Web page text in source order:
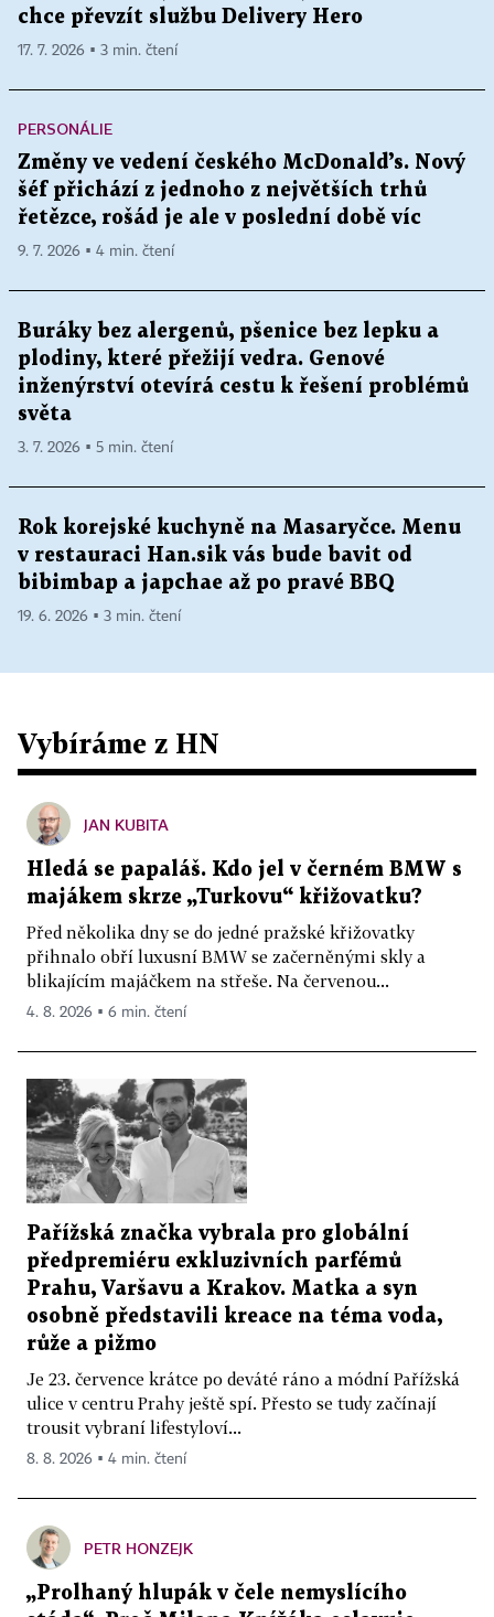
chce převzít službu Delivery Hero
17. 7. 2026 ▪ 3 min. čtení
PERSONÁLIE
Změny ve vedení českého McDonald’s. Nový
šéf přichází z jednoho z největších trhů
řetězce, rošád je ale v poslední době víc
9. 7. 2026 ▪ 4 min. čtení
Buráky bez alergenů, pšenice bez lepku a
plodiny, které přežijí vedra. Genové
inženýrství otevírá cestu k řešení problémů
světa
3. 7. 2026 ▪ 5 min. čtení
Rok korejské kuchyně na Masaryčce. Menu
v restauraci Han.sik vás bude bavit od
bibimbap a japchae až po pravé BBQ
19. 6. 2026 ▪ 3 min. čtení
Vybíráme z HN
JAN KUBITA
Hledá se papaláš. Kdo jel v černém BMW s
majákem skrze „Turkovu“ křižovatku?
Před několika dny se do jedné pražské křižovatky
přihnalo obří luxusní BMW se začerněnými skly a
blikajícím majáčkem na střeše. Na červenou...
4. 8. 2026 ▪ 6 min. čtení
Pařížská značka vybrala pro globální
předpremiéru exkluzivních parfémů
Prahu, Varšavu a Krakov. Matka a syn
osobně představili kreace na téma voda,
růže a pižmo
Je 23. července krátce po deváté ráno a módní Pařížská
ulice v centru Prahy ještě spí. Přesto se tudy začínají
trousit vybraní lifestyloví...
8. 8. 2026 ▪ 4 min. čtení
PETR HONZEJK
„Prolhaný hlupák v čele nemyslícího